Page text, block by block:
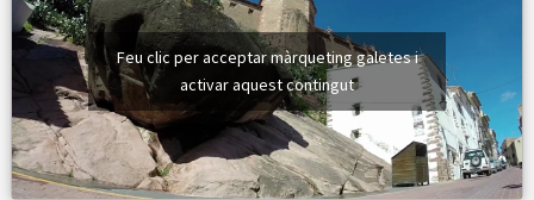
Feu clic per acceptar màrqueting galetes i
activar aquest contingut